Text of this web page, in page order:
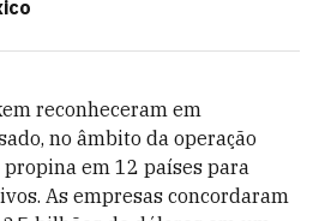
reconheceram em
no âmbito da operação
propina em 12 países para
As empresas concordaram